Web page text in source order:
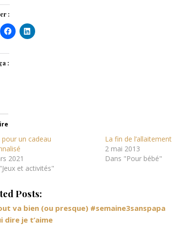
:
:
pour un cadeau
2021
et activités"
La fin de l’allaitement
2 mai 2013
Dans "Pour bébé"
Posts:
va bien (ou presque) #semaine3sanspapa
dire je t’aime